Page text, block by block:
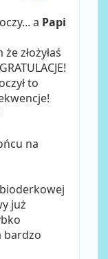
a Papi
złożyłaś
to
na
już
bardzo